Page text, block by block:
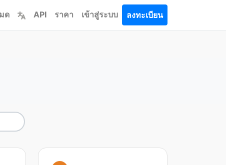
ด API ราคา เข้าสู่ระบบ ลงทะเบียน